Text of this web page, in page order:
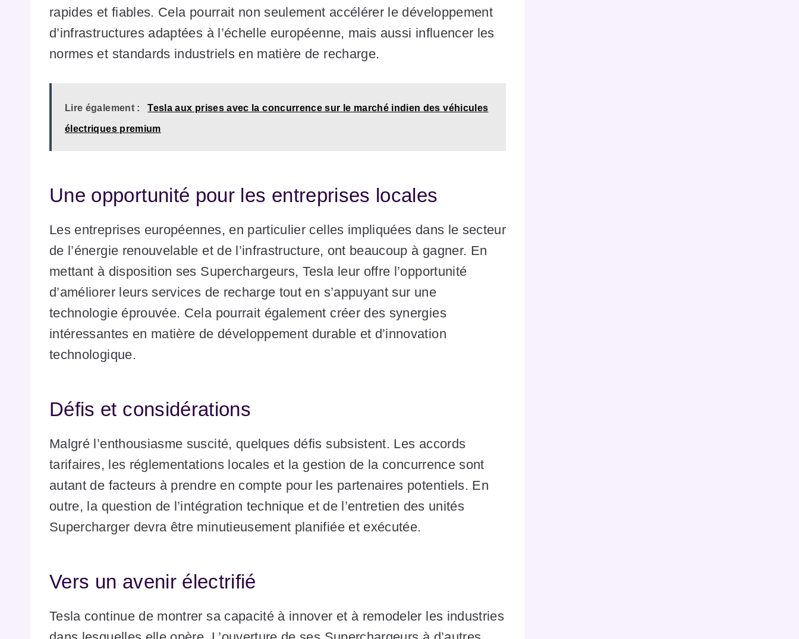
rapides et fiables. Cela pourrait non seulement accélérer le développement
d’infrastructures adaptées à l’échelle européenne, mais aussi influencer les
normes et standards industriels en matière de recharge.
Lire également : Tesla aux prises avec la concurrence sur le marché indien des véhicules
électriques premium
Une opportunité pour les entreprises locales
Les entreprises européennes, en particulier celles impliquées dans le secteur
de l’énergie renouvelable et de l’infrastructure, ont beaucoup à gagner. En
mettant à disposition ses Superchargeurs, Tesla leur offre l’opportunité
d’améliorer leurs services de recharge tout en s’appuyant sur une
technologie éprouvée. Cela pourrait également créer des synergies
intéressantes en matière de développement durable et d’innovation
technologique.
Défis et considérations
Malgré l’enthousiasme suscité, quelques défis subsistent. Les accords
tarifaires, les réglementations locales et la gestion de la concurrence sont
autant de facteurs à prendre en compte pour les partenaires potentiels. En
outre, la question de l’intégration technique et de l’entretien des unités
Supercharger devra être minutieusement planifiée et exécutée.
Vers un avenir électrifié
Tesla continue de montrer sa capacité à innover et à remodeler les industries